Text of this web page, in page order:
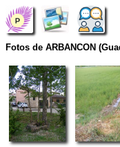
Fotos de ARBANCON